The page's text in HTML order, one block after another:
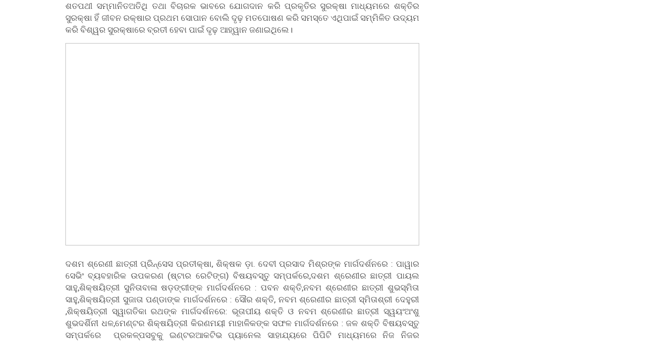
ଶତପଥୀ ସମ୍ମାନିତଅତିଥି ତଥା ବିଚାରକ ଭାବରେ ଯୋଗଦାନ କରି ପ୍ରକୃତିର ସୁରକ୍ଷା ମାଧ୍ୟମରେ ଶକ୍ତିର
ସୁରକ୍ଷା ହିଁ ଜୀବନ ରକ୍ଷାର ପ୍ରଥମ ସୋପାନ ବୋଲି ଦୃଢ଼ ମତପୋଷଣ କରି ସମସ୍ତେ ଏଥିପାଇଁ ସମ୍ମିଳିତ ଉଦ୍ୟମ
କରି ବିଶ୍ୱର ସୁରକ୍ଷାରେ ବ୍ରତୀ ହେବା ପାଇଁ ଦୃଢ଼ ଆହ୍ୱାନ ଜଣାଇଥିଲେ।
ଦଶମ ଶ୍ରେଣୀ ଛାତ୍ରୀ ପ୍ରିନ୍ସେସ ପ୍ରତୀକ୍ଷା, ଶିକ୍ଷକ ଡ଼ା. ଦେବୀ ପ୍ରସାଦ ମିଶ୍ରଙ୍କ ମାର୍ଗଦର୍ଶନରେ : ପାୱାର
ସେଭିଂ ବ୍ୟବହାରିକ ଉପକରଣ (ଷ୍ଟାର ରେଟିଙ୍ଗ) ବିଷୟବସ୍ତୁ ସମ୍ପର୍କରେ,ଦଶମ ଶ୍ରେଣୀର ଛାତ୍ରୀ ପାୟଲ
ସାହୁ,ଶିକ୍ଷୟିତ୍ରୀ ସୁନିତାବାଳା ଷଡ଼ଙ୍ଗୀଙ୍କ ମାର୍ଗଦର୍ଶନରେ : ପବନ ଶକ୍ତି,ନବମ ଶ୍ରେଣୀର ଛାତ୍ରୀ ଶୁଭସ୍ମିତା
ସାହୁ,ଶିକ୍ଷୟିତ୍ରୀ ସୁଜାତା ପଣ୍ଡାଙ୍କ ମାର୍ଗଦର୍ଶନରେ : ସୌର ଶକ୍ତି, ନବମ ଶ୍ରେଣୀର ଛାତ୍ରୀ ସ୍ମିତାଶ୍ରୀ ଦେହୁରୀ
,ଶିକ୍ଷୟିତ୍ରୀ ସ୍ୱାଗତିକା ରଥଙ୍କ ମାର୍ଗଦର୍ଶନରେ: ଭୂତାପୀୟ ଶକ୍ତି ଓ ନବମ ଶ୍ରେଣୀର ଛାତ୍ରୀ ସ୍ୱୟଂଅଂଶୁ
ଶୁଭଦର୍ଶିନୀ ଧଳ,ମେଣ୍ଟର ଶିକ୍ଷୟିତ୍ରୀ କିରଣମୟୀ ମାହାଳିକଙ୍କ ସଫଳ ମାର୍ଗଦର୍ଶନରେ : ଜଳ ଶକ୍ତି ବିଷୟବସ୍ତୁ
ସମ୍ପର୍କରେ ପ୍ରକଳ୍ପସବୁକୁ ଇଣ୍ଟରଆକଟିଭ ପ୍ୟାନେଲ ସାହାଯ୍ୟରେ ପିପିଟି ମାଧ୍ୟମରେ ନିଜ ନିଜର